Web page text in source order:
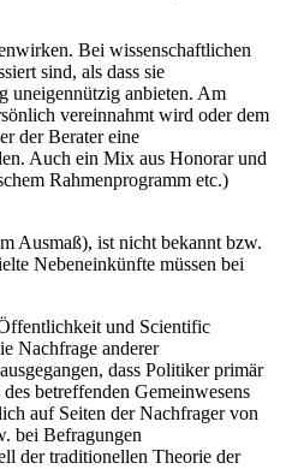
Bei wissenschaftlichen
sind, als dass sie
uneigennützig anbieten. Am
vereinnahmt wird oder dem
der Berater eine
Auch ein Mix aus Honorar und
Rahmenprogramm etc.)
Ausmaß), ist nicht bekannt bzw.
Nebeneinkünfte müssen bei
und Scientific
Nachfrage anderer
dass Politiker primär
betreffenden Gemeinwesens
auf Seiten der Nachfrager von
bei Befragungen
der traditionellen Theorie der